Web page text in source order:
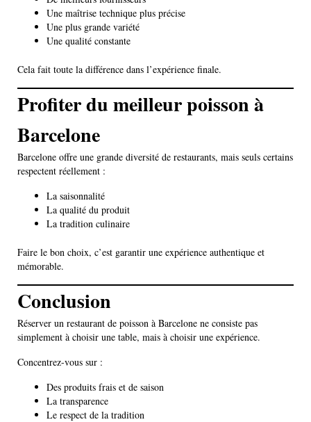
Une maîtrise technique plus précise
Une plus grande variété
Une qualité constante
Cela fait toute la différence dans l’expérience finale.
Profiter du meilleur poisson à
Barcelone
Barcelone offre une grande diversité de restaurants, mais seuls certains
respectent réellement :
La saisonnalité
La qualité du produit
La tradition culinaire
Faire le bon choix, c’est garantir une expérience authentique et
mémorable.
Conclusion
Réserver un restaurant de poisson à Barcelone ne consiste pas
simplement à choisir une table, mais à choisir une expérience.
Concentrez-vous sur :
Des produits frais et de saison
La transparence
Le respect de la tradition